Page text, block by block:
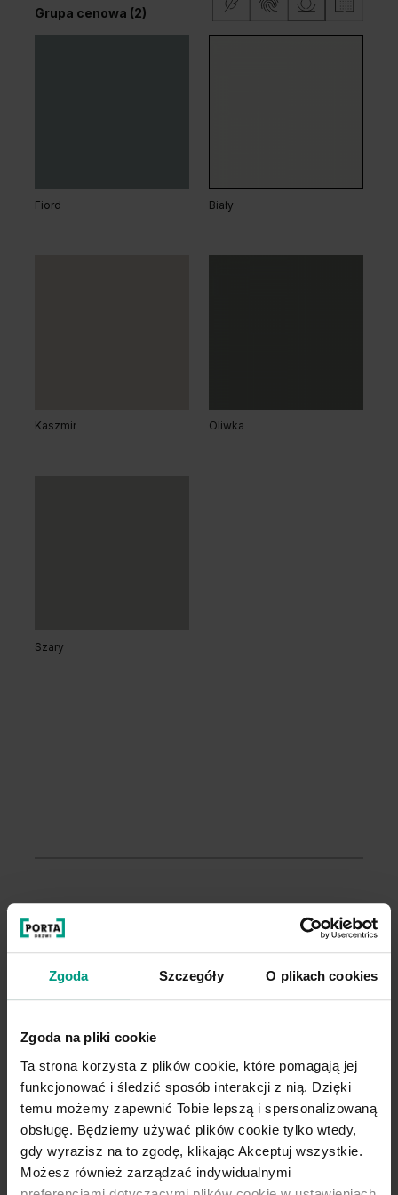
Zgoda Szczegóły O plikach cookies
Zgoda na pliki cookie
Ta strona korzysta z plików cookie, które pomagają jej
funkcjonować i śledzić sposób interakcji z nią. Dzięki
temu możemy zapewnić Tobie lepszą i spersonalizowaną
obsługę. Będziemy używać plików cookie tylko wtedy,
gdy wyrazisz na to zgodę, klikając Akceptuj wszystkie.
Możesz również zarządzać indywidualnymi
Grupa cenowa (2)
Fiord Biały
Kaszmir Oliwka
Szary
Pozostałe modele
z kolekcji PORTA HARMONY